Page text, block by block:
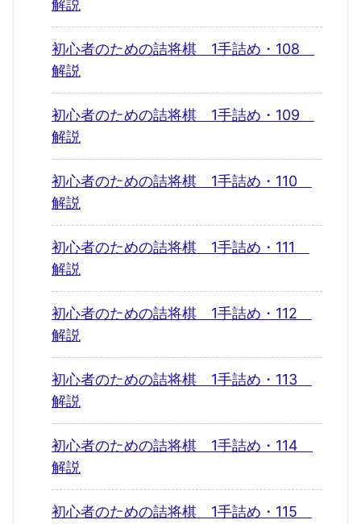
解説
初心者のための詰将棋 1手詰め・108
解説
初心者のための詰将棋 1手詰め・109
解説
初心者のための詰将棋 1手詰め・110
解説
初心者のための詰将棋 1手詰め・111
解説
初心者のための詰将棋 1手詰め・112
解説
初心者のための詰将棋 1手詰め・113
解説
初心者のための詰将棋 1手詰め・114
解説
初心者のための詰将棋 1手詰め・115